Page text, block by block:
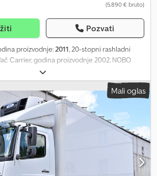
(5.890 € bruto)
Pozvati
proizvodnje:2011, 20-stopni rashladni
Carrier, godina proizvodnje 2002, NОВО
Praktična veličina za skladištenje robe,
prostore. Pogodno za upotrebu u
prostoru. Možemo izraditi bilo koju
Slobodno se raspitajte! Prikazane
primer, stvarni proizvod može se razlikovati.
takođe moguće: od 10,00 EUR / dan.
Tip poda: T-pod Napajanje: 380/440 V,
5-polnim CEE utikačem za upotrebu na mreži
čelika / aluminijuma, pogodno za
Prosečna potrošnja energije: 3-8 kWh
Mali oglas